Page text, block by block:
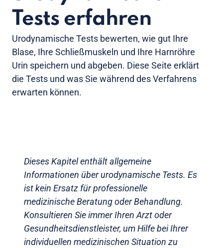
Tests erfahren
Urodynamische Tests bewerten, wie gut Ihre
Blase, Ihre Schließmuskeln und Ihre Harnröhre
Urin speichern und abgeben. Diese Seite erklärt
die Tests und was Sie während des Verfahrens
erwarten können.
Dieses Kapitel enthält allgemeine
Informationen über urodynamische Tests. Es
ist kein Ersatz für professionelle
medizinische Beratung oder Behandlung.
Konsultieren Sie immer Ihren Arzt oder
Gesundheitsdienstleister, um Hilfe bei Ihrer
individuellen medizinischen Situation zu